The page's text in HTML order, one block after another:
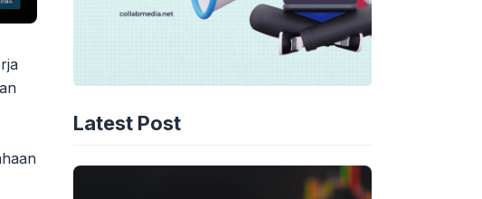
Latest Post